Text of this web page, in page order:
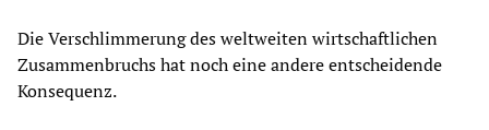
Die Verschlimmerung des weltweiten wirtschaftlichen
Zusammenbruchs hat noch eine andere entscheidende
Konsequenz.